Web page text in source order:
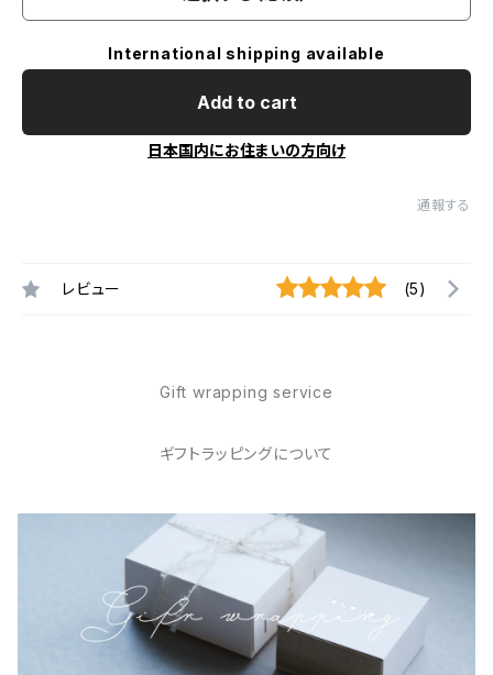
International shipping available
Add to cart
日本国内にお住まいの方向け
通報する
レビュー (5)
Gift wrapping service
ギフトラッピングについて